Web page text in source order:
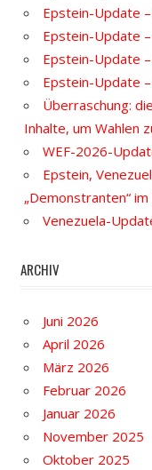
Epstein-Update
Epstein-Update
Epstein-Update
Epstein-Update
Überraschung:
Inhalte, um Wahlen
WEF-2026-
Epstein,
„Demonstranten“ im
Venezuela-
ARCHIV
Juni 2026
April 2026
März 2026
Februar 2026
Januar 2026
November 2025
Oktober 2025